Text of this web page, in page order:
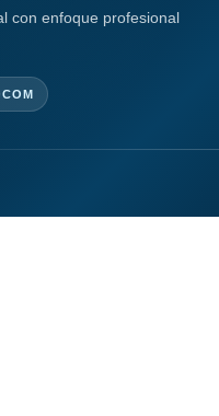
con enfoque profesional